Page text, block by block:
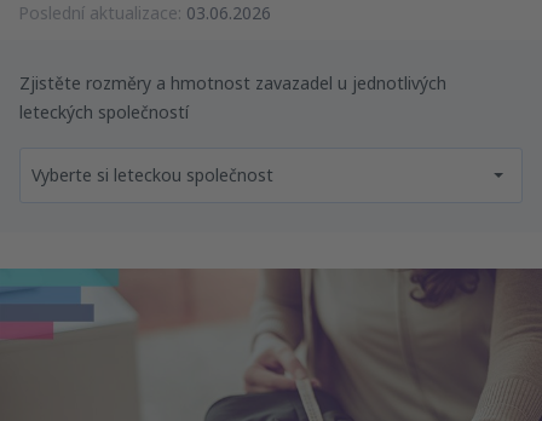
Poslední aktualizace: 03.06.2026
Zjistěte rozměry a hmotnost zavazadel u jednotlivých
leteckých společností
Vyberte si leteckou společnost